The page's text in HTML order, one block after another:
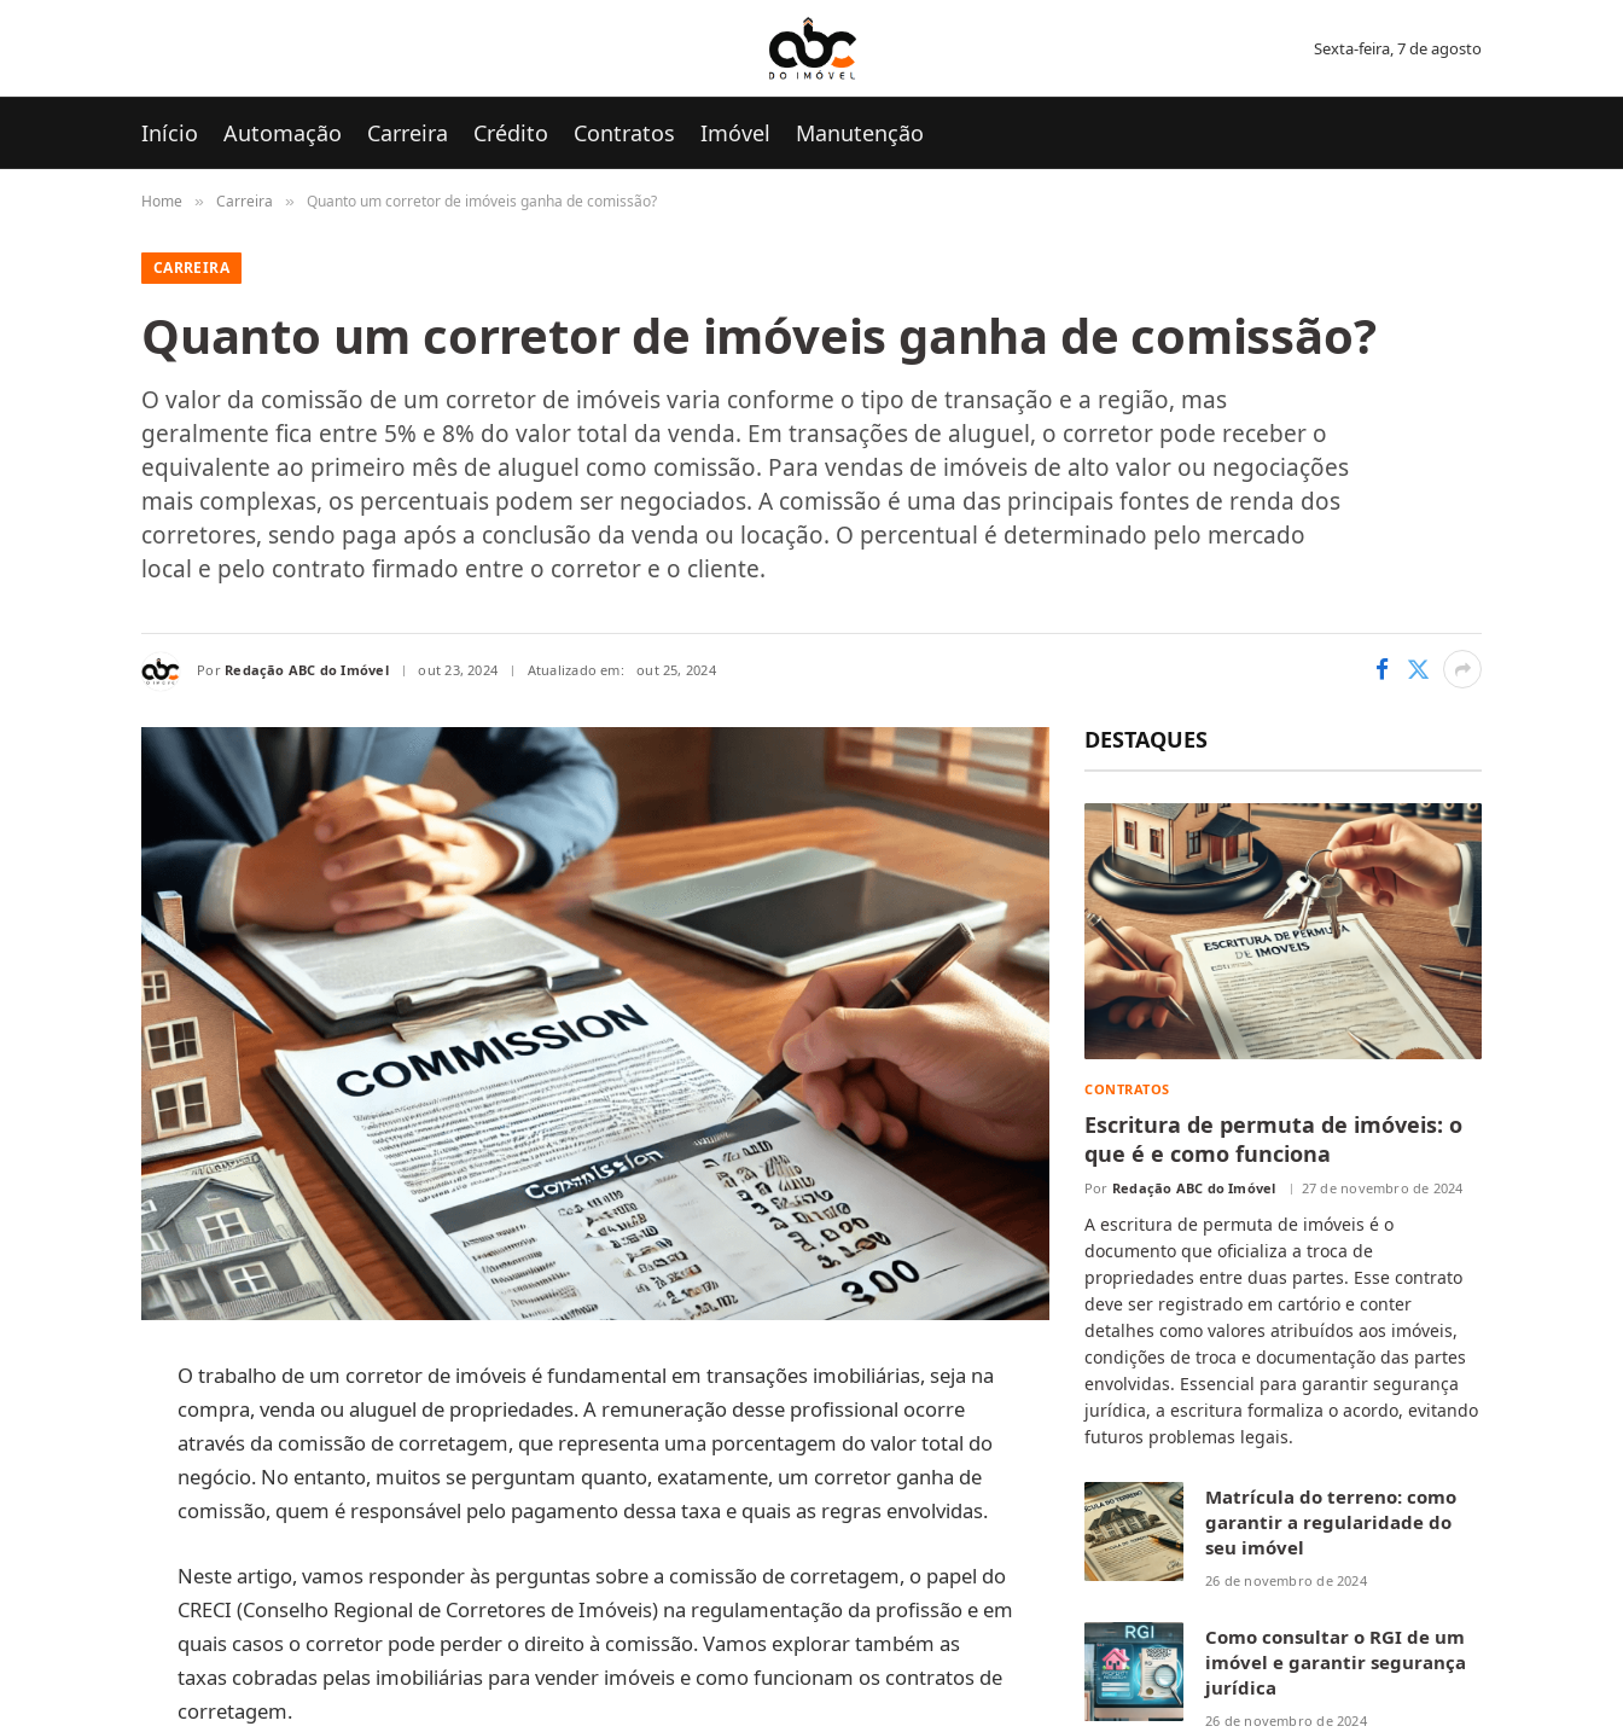
Sexta-feira, 7 de agosto
Início Automação Carreira Crédito Contratos Imóvel Manutenção
Home » Carreira » Quanto um corretor de imóveis ganha de comissão?
CARREIRA
Quanto um corretor de imóveis ganha de comissão?
O valor da comissão de um corretor de imóveis varia conforme o tipo de transação e a região, mas
geralmente fica entre 5% e 8% do valor total da venda. Em transações de aluguel, o corretor pode receber o
equivalente ao primeiro mês de aluguel como comissão. Para vendas de imóveis de alto valor ou negociações
mais complexas, os percentuais podem ser negociados. A comissão é uma das principais fontes de renda dos
corretores, sendo paga após a conclusão da venda ou locação. O percentual é determinado pelo mercado
local e pelo contrato firmado entre o corretor e o cliente.
Por Redação ABC do Imóvel out 23, 2024 Atualizado em: out 25, 2024
O trabalho de um corretor de imóveis é fundamental em transações imobiliárias, seja na
compra, venda ou aluguel de propriedades. A remuneração desse profissional ocorre
através da comissão de corretagem, que representa uma porcentagem do valor total do
negócio. No entanto, muitos se perguntam quanto, exatamente, um corretor ganha de
comissão, quem é responsável pelo pagamento dessa taxa e quais as regras envolvidas.
Neste artigo, vamos responder às perguntas sobre a comissão de corretagem, o papel do
CRECI (Conselho Regional de Corretores de Imóveis) na regulamentação da profissão e em
quais casos o corretor pode perder o direito à comissão. Vamos explorar também as
taxas cobradas pelas imobiliárias para vender imóveis e como funcionam os contratos de
corretagem.
DESTAQUES
CONTRATOS
Escritura de permuta de imóveis: o
que é e como funciona
Por Redação ABC do Imóvel 27 de novembro de 2024
A escritura de permuta de imóveis é o
documento que oficializa a troca de
propriedades entre duas partes. Esse contrato
deve ser registrado em cartório e conter
detalhes como valores atribuídos aos imóveis,
condições de troca e documentação das partes
envolvidas. Essencial para garantir segurança
jurídica, a escritura formaliza o acordo, evitando
futuros problemas legais.
Matrícula do terreno: como
garantir a regularidade do
seu imóvel
26 de novembro de 2024
Como consultar o RGI de um
imóvel e garantir segurança
jurídica
26 de novembro de 2024